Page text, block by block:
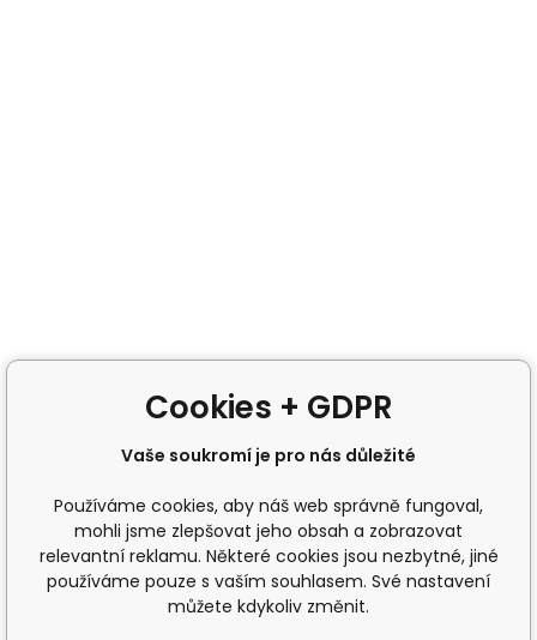
Cookies + GDPR
Vaše soukromí je pro nás důležité
Používáme cookies, aby náš web správně fungoval,
mohli jsme zlepšovat jeho obsah a zobrazovat
relevantní reklamu. Některé cookies jsou nezbytné, jiné
používáme pouze s vaším souhlasem. Své nastavení
můžete kdykoliv změnit.